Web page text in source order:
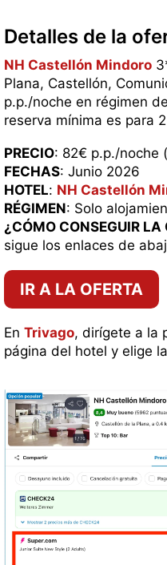
Detalles de la
NH Castellón Mindoro
Plana, Castellón,
p.p./noche en régimen de
reserva mínima es para
PRECIO: 82€ p.p./noche
FECHAS: Junio 2026
HOTEL: NH Castellón
RÉGIMEN: Solo
¿CÓMO CONSEGUIR LA
sigue los enlaces de
IR A LA OFERTA
En Trivago, dirígete a la
página del hotel y elige